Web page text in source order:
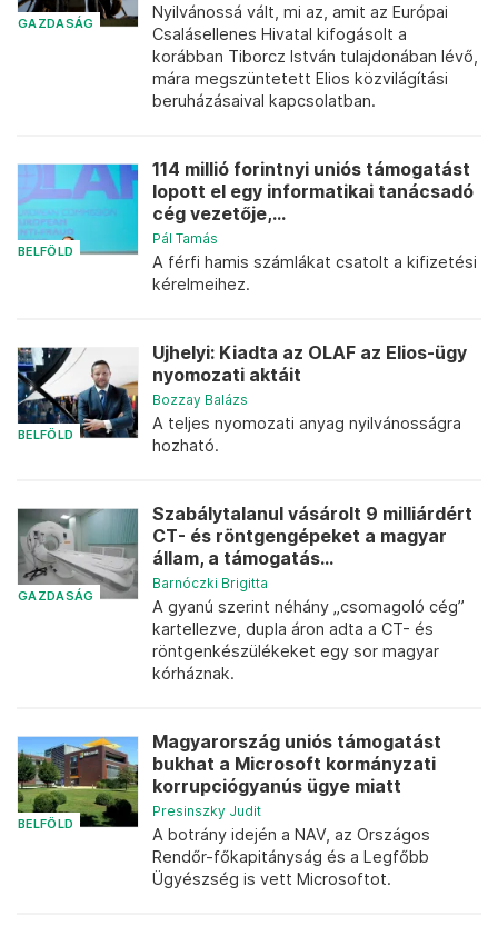
GAZDASÁG
Nyilvánossá vált, mi az, amit az Európai
Csalásellenes Hivatal kifogásolt a
korábban Tiborcz István tulajdonában lévő,
mára megszüntetett Elios közvilágítási
beruházásaival kapcsolatban.
BELFÖLD
114 millió forintnyi uniós támogatást
lopott el egy informatikai tanácsadó
cég vezetője,...
Pál Tamás
A férfi hamis számlákat csatolt a kifizetési
kérelmeihez.
BELFÖLD
Ujhelyi: Kiadta az OLAF az Elios-ügy
nyomozati aktáit
Bozzay Balázs
A teljes nyomozati anyag nyilvánosságra
hozható.
GAZDASÁG
Szabálytalanul vásárolt 9 milliárdért
CT- és röntgengépeket a magyar
állam, a támogatás...
Barnóczki Brigitta
A gyanú szerint néhány „csomagoló cég”
kartellezve, dupla áron adta a CT- és
röntgenkészülékeket egy sor magyar
kórháznak.
BELFÖLD
Magyarország uniós támogatást
bukhat a Microsoft kormányzati
korrupciógyanús ügye miatt
Presinszky Judit
A botrány idején a NAV, az Országos
Rendőr-főkapitányság és a Legfőbb
Ügyészség is vett Microsoftot.